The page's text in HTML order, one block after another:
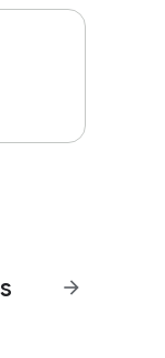
arrow_forward